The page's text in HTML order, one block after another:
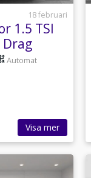
18 februari
1.5 TSI
Drag
Automat
Visa mer